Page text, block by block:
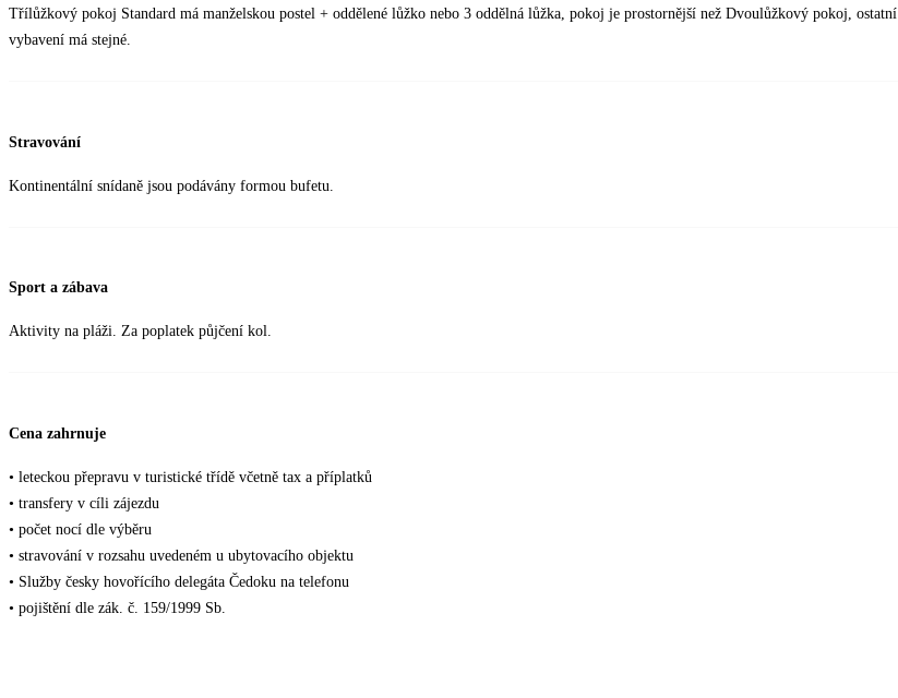
Třílůžkový pokoj Standard má manželskou postel + oddělené lůžko nebo 3 oddělná lůžka, pokoj je prostornější než Dvoulůžkový pokoj, ostatní
vybavení má stejné.
Stravování
Kontinentální snídaně jsou podávány formou bufetu.
Sport a zábava
Aktivity na pláži. Za poplatek půjčení kol.
Cena zahrnuje
• leteckou přepravu v turistické třídě včetně tax a příplatků
• transfery v cíli zájezdu
• počet nocí dle výběru
• stravování v rozsahu uvedeném u ubytovacího objektu
• Služby česky hovořícího delegáta Čedoku na telefonu
• pojištění dle zák. č. 159/1999 Sb.